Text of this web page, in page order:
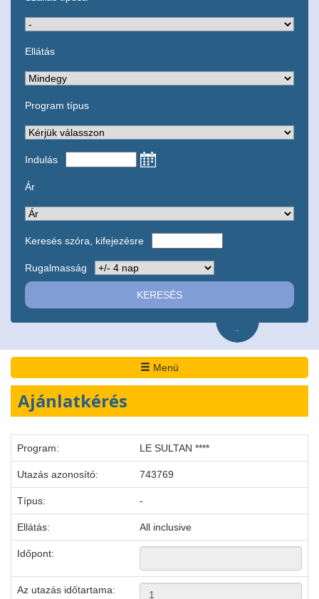
Ellátás
Program típus
Indulás
Ár
Keresés szóra, kifejezésre
Rugalmasság
-
Menü
Ajánlatkérés
Program: LE SULTAN ****
Utazás azonosító: 743769
Típus: -
Ellátás: All inclusive
Időpont:
Az utazás időtartama: